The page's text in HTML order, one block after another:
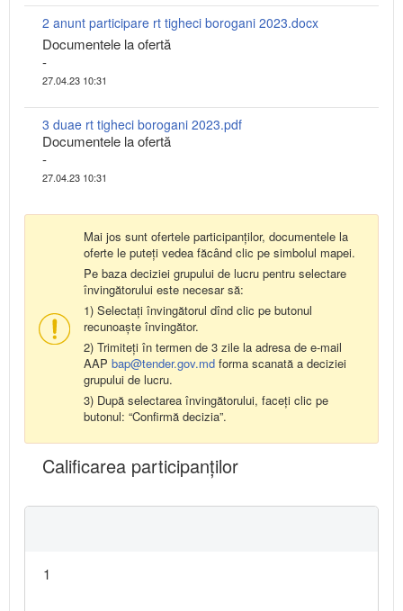
2 anunt participare rt tigheci borogani 2023.docx
Documentele la ofertă
-
27.04.23 10:31
3 duae rt tigheci borogani 2023.pdf
Documentele la ofertă
-
27.04.23 10:31
Mai jos sunt ofertele participanților, documentele la
oferte le puteți vedea făcând clic pe simbolul mapei.
Pe baza deciziei grupului de lucru pentru selectare
învingătorului este necesar să:
1) Selectați învingătorul dînd clic pe butonul
recunoaște învingător.
2) Trimiteți în termen de 3 zile la adresa de e-mail
AAP bap@tender.gov.md forma scanată a deciziei
grupului de lucru.
3) După selectarea învingătorului, faceți clic pe
butonul: “Confirmă decizia”.
Calificarea participanţilor
1